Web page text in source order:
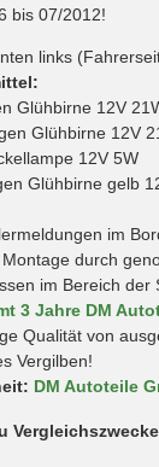
bis 07/2012!
links
Glühbirne 12V
Glühbirne 12V
12V 5W
Glühbirne gelb
im
durch
im Bereich der
3 Jahre DM
Qualität von
Vergilben!
DM Autoteile